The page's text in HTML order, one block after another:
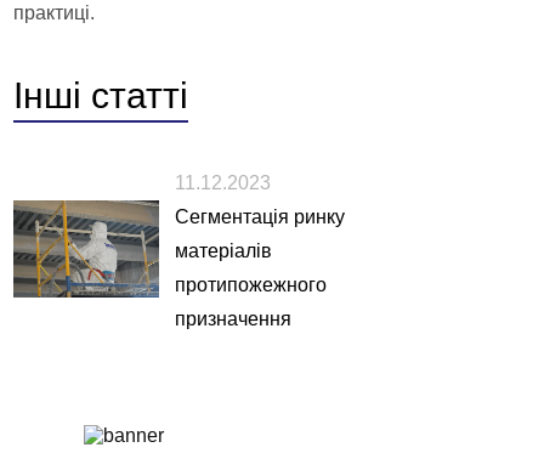
практиці.
Інші статті
11.12.2023
Сегментація ринку
матеріалів
протипожежного
призначення